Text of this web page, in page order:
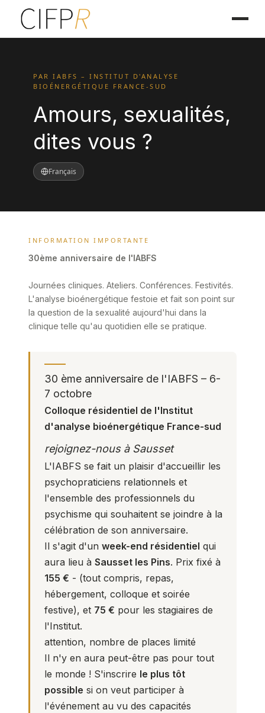
PAR IABFS – INSTITUT D'ANALYSE
BIOÉNERGÉTIQUE FRANCE-SUD
Amours, sexualités,
dites vous ?
Français
INFORMATION IMPORTANTE
30ème anniversaire de l'IABFS
Journées cliniques. Ateliers. Conférences. Festivités.
L'analyse bioénergétique festoie et fait son point sur
la question de la sexualité aujourd'hui dans la
clinique telle qu'au quotidien elle se pratique.
30 ème anniversaire de l'IABFS – 6-
7 octobre
Colloque résidentiel de l'Institut
d'analyse bioénergétique France-sud
rejoignez-nous à Sausset
L'IABFS se fait un plaisir d'accueillir les
psychopraticiens relationnels et
l'ensemble des professionnels du
psychisme qui souhaitent se joindre à la
célébration de son anniversaire.
Il s'agit d'un week-end résidentiel qui
aura lieu à Sausset les Pins. Prix fixé à
155 € - (tout compris, repas,
hébergement, colloque et soirée
festive), et 75 € pour les stagiaires de
l'Institut.
attention, nombre de places limité
Il n'y en aura peut-être pas pour tout
le monde ! S'inscrire le plus tôt
possible si on veut participer à
l'événement au vu des capacités